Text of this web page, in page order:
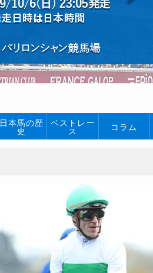
日本馬の歴
史
ベストレー
ス コラム